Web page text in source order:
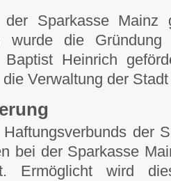
der Sparkasse
wurde die
Heinrich
Verwaltung der
der
bei der Sparkasse
Ermöglicht wird